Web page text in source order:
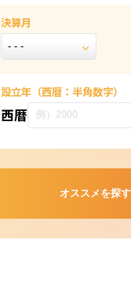
決算月
設立年（西暦：半角数字）
西暦